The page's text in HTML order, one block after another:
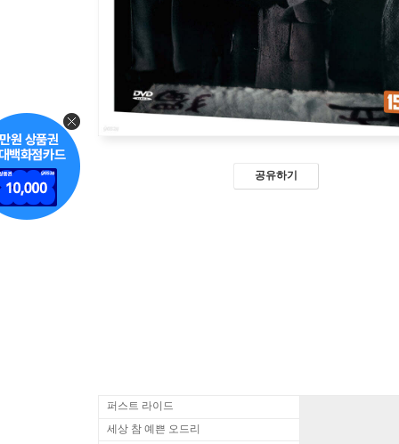
공유하기
퍼스트 라이드
세상 참 예쁜 오드리